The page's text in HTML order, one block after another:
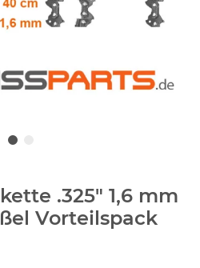
.325" 1,6 mm
Vorteilspack